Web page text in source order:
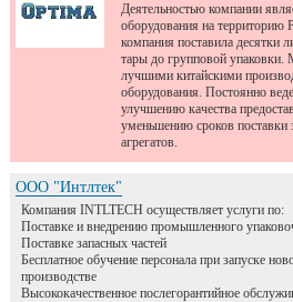
Деятельностью компании
оборудования на территорию
компания поставила десятки
тары до групповой упаковки.
лучшими китайскими
оборудования. Постоянно
улучшению качества
уменьшению сроков поставки
агрегатов.
ООО "Интлтек"
Компания INTLTECH осуществляет услуги по:
Поставке и внедрению промышленного
Поставке запасных частей
Бесплатное обучение персонала при запуске
производстве
Высококачественное послегорантийное